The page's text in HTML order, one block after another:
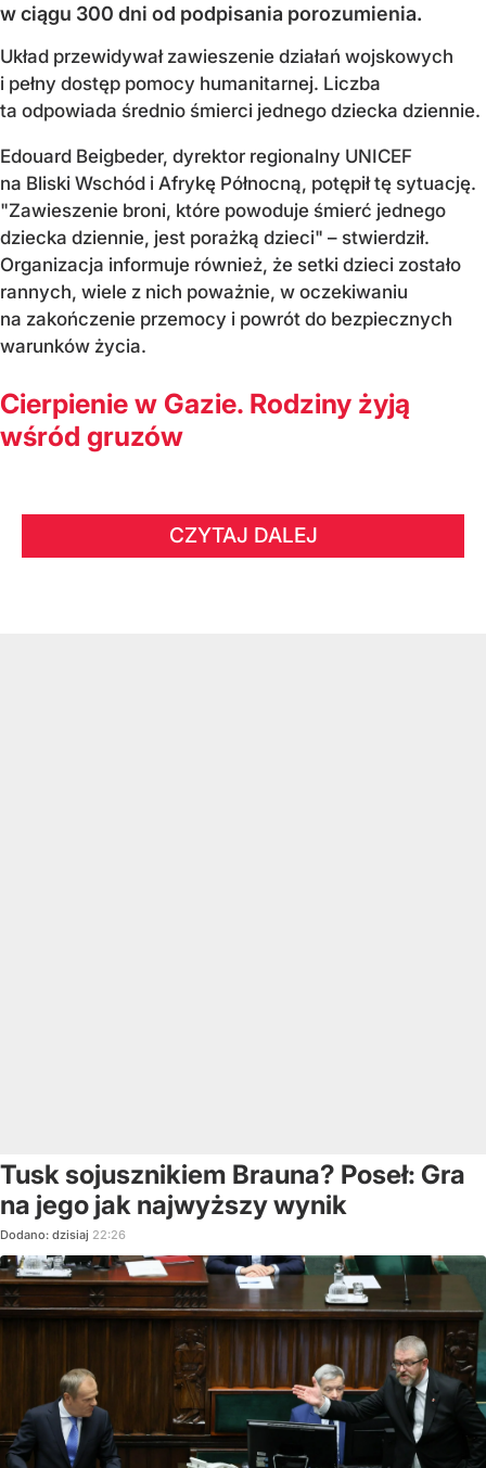
w ciągu 300 dni od podpisania porozumienia.
Układ przewidywał zawieszenie działań wojskowych
i pełny dostęp pomocy humanitarnej. Liczba
ta odpowiada średnio śmierci jednego dziecka dziennie.
Edouard Beigbeder, dyrektor regionalny UNICEF
na Bliski Wschód i Afrykę Północną, potępił tę sytuację.
"Zawieszenie broni, które powoduje śmierć jednego
dziecka dziennie, jest porażką dzieci" – stwierdził.
Organizacja informuje również, że setki dzieci zostało
rannych, wiele z nich poważnie, w oczekiwaniu
na zakończenie przemocy i powrót do bezpiecznych
warunków życia.
Cierpienie w Gazie. Rodziny żyją
wśród gruzów
CZYTAJ DALEJ
Tusk sojusznikiem Brauna? Poseł: Gra
na jego jak najwyższy wynik
Dodano: dzisiaj 22:26